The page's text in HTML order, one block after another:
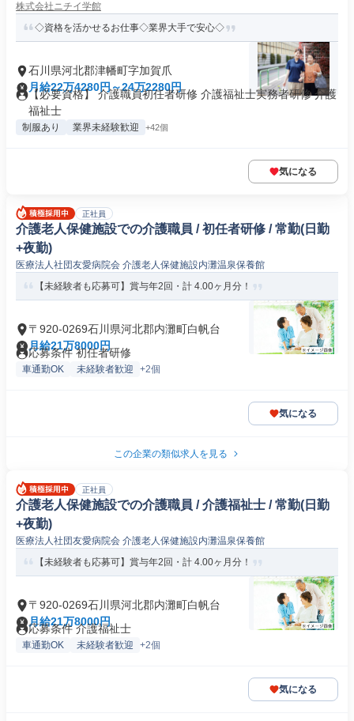
株式会社ニチイ学館
◇資格を活かせるお仕事◇業界大手で安心◇
石川県河北郡津幡町字加賀爪
月給22万4280円～24万2280円
【必要資格】 介護職員初任者研修 介護福祉士実務者研修 介護
福祉士
制服あり 業界未経験歓迎 +42個
気になる
正社員
介護老人保健施設での介護職員 / 初任者研修 / 常勤(日勤
+夜勤)
医療法人社団友愛病院会 介護老人保健施設内灘温泉保養館
【未経験者も応募可】賞与年2回・計 4.00ヶ月分！
〒920-0269石川県河北郡内灘町白帆台
月給21万8000円
応募条件 初任者研修
車通勤OK 未経験者歓迎 +2個
気になる
この企業の類似求人を見る
正社員
介護老人保健施設での介護職員 / 介護福祉士 / 常勤(日勤
+夜勤)
医療法人社団友愛病院会 介護老人保健施設内灘温泉保養館
【未経験者も応募可】賞与年2回・計 4.00ヶ月分！
〒920-0269石川県河北郡内灘町白帆台
月給21万8000円
応募条件 介護福祉士
車通勤OK 未経験者歓迎 +2個
気になる